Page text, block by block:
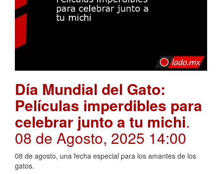
Día Mundial del Gato:
Películas imperdibles para
celebrar junto a tu michi.
08 de Agosto, 2025 14:00
08 de agosto, una fecha especial para los amantes de los
gatos.